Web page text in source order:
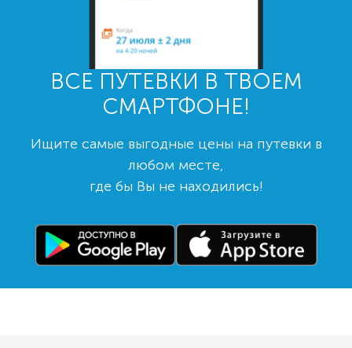
ВСЕ ПУТЕВКИ В ТВОЕМ
СМАРТФОНЕ!
Ищите самые выгодные цены на путевки в
любом месте,
где бы Вы не находились!